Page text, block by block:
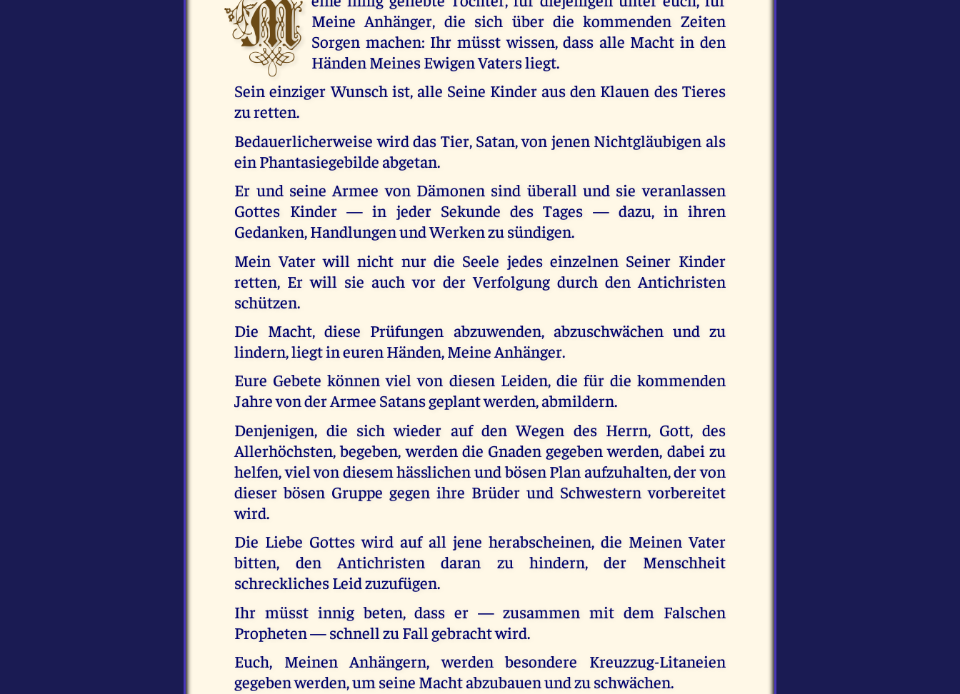
M Meine Anhänger, die sich über die kommenden Zeiten
Sorgen machen: Ihr müsst wissen, dass alle Macht in den
Händen Meines Ewigen Vaters liegt.
Sein einziger Wunsch ist, alle Seine Kinder aus den Klauen des Tieres
zu retten.
Bedauerlicherweise wird das Tier, Satan, von jenen Nichtgläubigen als
ein Phantasiegebilde abgetan.
Er und seine Armee von Dämonen sind überall und sie veranlassen
Gottes Kinder — in jeder Sekunde des Tages — dazu, in ihren
Gedanken, Handlungen und Werken zu sündigen.
Mein Vater will nicht nur die Seele jedes einzelnen Seiner Kinder
retten, Er will sie auch vor der Verfolgung durch den Antichristen
schützen.
Die Macht, diese Prüfungen abzuwenden, abzuschwächen und zu
lindern, liegt in euren Händen, Meine Anhänger.
Eure Gebete können viel von diesen Leiden, die für die kommenden
Jahre von der Armee Satans geplant werden, abmildern.
Denjenigen, die sich wieder auf den Wegen des Herrn, Gott, des
Allerhöchsten, begeben, werden die Gnaden gegeben werden, dabei zu
helfen, viel von diesem hässlichen und bösen Plan aufzuhalten, der von
dieser bösen Gruppe gegen ihre Brüder und Schwestern vorbereitet
wird.
Die Liebe Gottes wird auf all jene herabscheinen, die Meinen Vater
bitten, den Antichristen daran zu hindern, der Menschheit
schreckliches Leid zuzufügen.
Ihr müsst innig beten, dass er — zusammen mit dem Falschen
Propheten — schnell zu Fall gebracht wird.
Euch, Meinen Anhängern, werden besondere Kreuzzug-Litaneien
gegeben werden, um seine Macht abzubauen und zu schwächen.